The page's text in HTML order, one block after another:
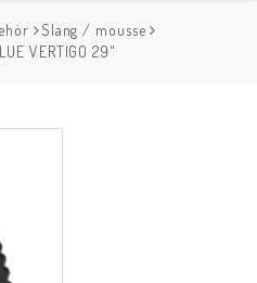
Slang / mousse
VERTIGO 29"